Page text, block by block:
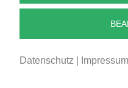
Datenschutz Impressum